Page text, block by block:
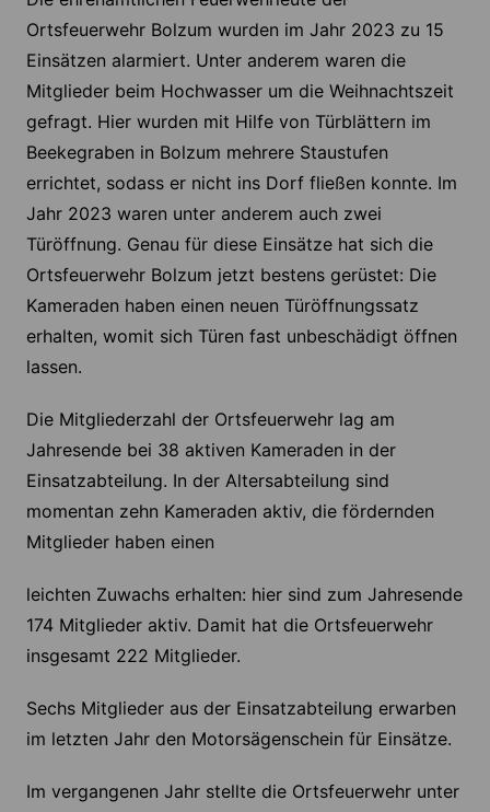
Ortsfeuerwehr Bolzum wurden im Jahr 2023 zu 15
Einsätzen alarmiert. Unter anderem waren die
Mitglieder beim Hochwasser um die Weihnachtszeit
gefragt. Hier wurden mit Hilfe von Türblättern im
Beekegraben in Bolzum mehrere Staustufen
errichtet, sodass er nicht ins Dorf fließen konnte. Im
Jahr 2023 waren unter anderem auch zwei
Türöffnung. Genau für diese Einsätze hat sich die
Ortsfeuerwehr Bolzum jetzt bestens gerüstet: Die
Kameraden haben einen neuen Türöffnungssatz
erhalten, womit sich Türen fast unbeschädigt öffnen
lassen.
Die Mitgliederzahl der Ortsfeuerwehr lag am
Jahresende bei 38 aktiven Kameraden in der
Einsatzabteilung. In der Altersabteilung sind
momentan zehn Kameraden aktiv, die fördernden
Mitglieder haben einen
leichten Zuwachs erhalten: hier sind zum Jahresende
174 Mitglieder aktiv. Damit hat die Ortsfeuerwehr
insgesamt 222 Mitglieder.
Sechs Mitglieder aus der Einsatzabteilung erwarben
im letzten Jahr den Motorsägenschein für Einsätze.
Im vergangenen Jahr stellte die Ortsfeuerwehr unter